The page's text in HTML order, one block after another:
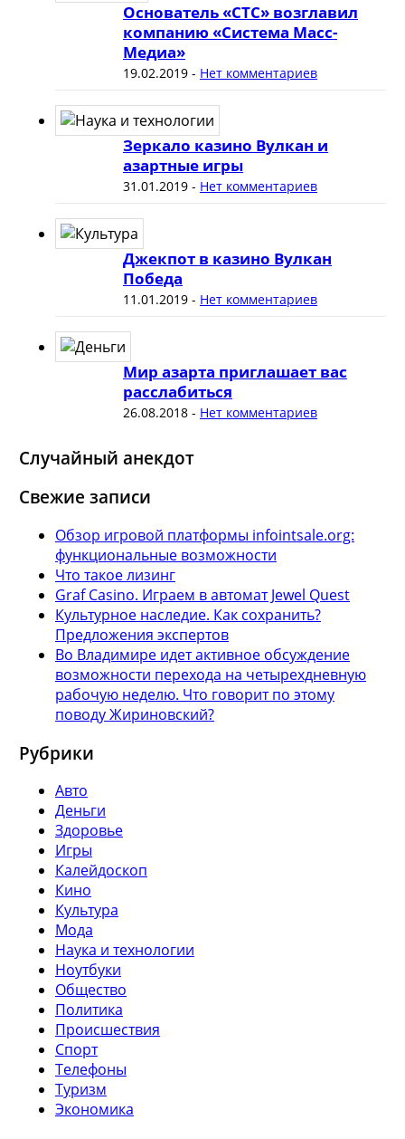
Основатель «СТС» возглавил
компанию «Система Масс-
Медиа»
19.02.2019- Нет комментариев
Зеркало казино Вулкан и
азартные игры
31.01.2019- Нет комментариев
Джекпот в казино Вулкан
Победа
11.01.2019- Нет комментариев
Мир азарта приглашает вас
расслабиться
26.08.2018- Нет комментариев
Случайный анекдот
Свежие записи
Обзор игровой платформы infointsale.org:
функциональные возможности
Что такое лизинг
Graf Casino. Играем в автомат Jewel Quest
Культурное наследие. Как сохранить?
Предложения экспертов
Во Владимире идет активное обсуждение
возможности перехода на четырехдневную
рабочую неделю. Что говорит по этому
поводу Жириновский?
Рубрики
Авто
Деньги
Здоровье
Игры
Калейдоскоп
Кино
Культура
Мода
Наука и технологии
Ноутбуки
Общество
Политика
Происшествия
Спорт
Телефоны
Туризм
Экономика